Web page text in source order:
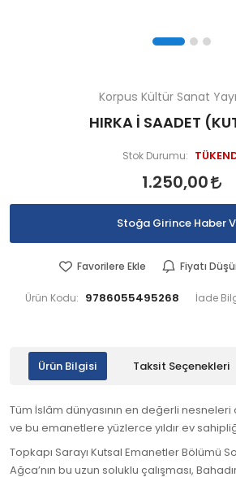
Korpus Kültür Sanat
HIRKA İ SAADET
Stok Durumu:
1.250,00
Stoğa Girince Haber
Favorilere Ekle Fiyatı
Ürün Kodu: 9786055495268 İade
Ürün Bilgisi Taksit Seçenekleri
Tüm İslâm dünyasının en değerli
ve bu emanetlere yüzlerce yıldır ev
Topkapı Sarayı Kutsal Emanetler Bölümü
Ağca’nın bu uzun soluklu çalışması, Bahadır